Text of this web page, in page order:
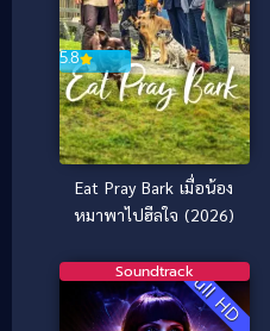
5.8
Eat Pray Bark เมื่อน้อง
หมาพาไปฮีลใจ (2026)
Full HD
Soundtrack